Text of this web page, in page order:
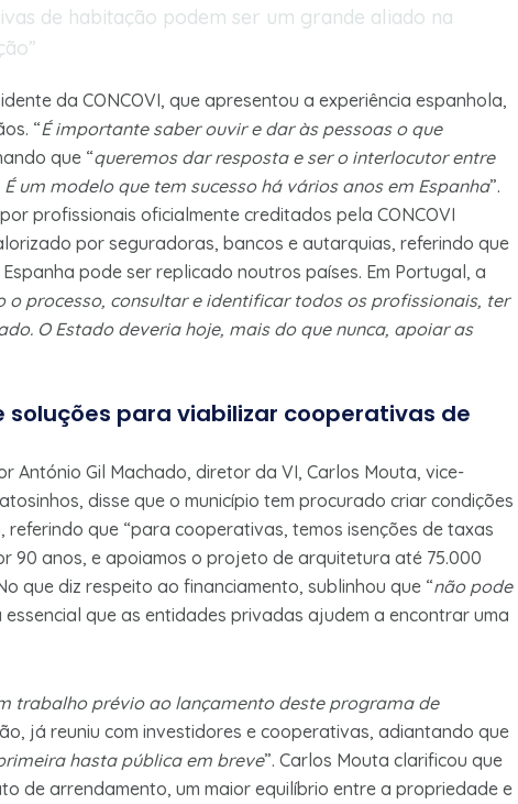
de habitação podem ser um grande aliado na
da CONCOVI, que apresentou a experiência espanhola,
“É importante saber ouvir e dar às pessoas o que
que “queremos dar resposta e ser o interlocutor entre
um modelo que tem sucesso há vários anos em Espanha”.
profissionais oficialmente creditados pela CONCOVI
por seguradoras, bancos e autarquias, referindo que
pode ser replicado noutros países. Em Portugal, a
processo, consultar e identificar todos os profissionais, ter
O Estado deveria hoje, mais do que nunca, apoiar as
para viabilizar cooperativas de
António Gil Machado, diretor da VI, Carlos Mouta, vice-
disse que o município tem procurado criar condições
que “para cooperativas, temos isenções de taxas
90 anos, e apoiamos o projeto de arquitetura até 75.000
que diz respeito ao financiamento, sublinhou que “não pode
essencial que as entidades privadas ajudem a encontrar uma
trabalho prévio ao lançamento deste programa de
já reuniu com investidores e cooperativas, adiantando que
hasta pública em breve”. Carlos Mouta clarificou que
de arrendamento, um maior equilíbrio entre a propriedade e